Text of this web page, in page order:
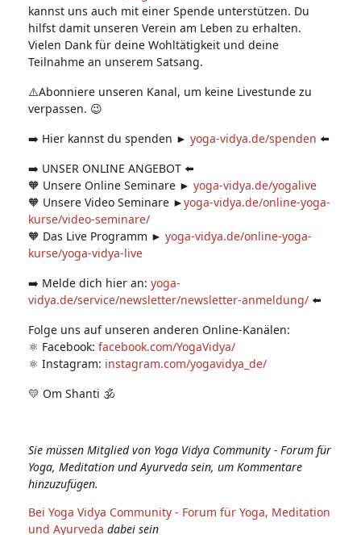
kannst uns auch mit einer Spende unterstützen. Du
hilfst damit unseren Verein am Leben zu erhalten.
Vielen Dank für deine Wohltätigkeit und deine
Teilnahme an unserem Satsang.
⚠️Abonniere unseren Kanal, um keine Livestunde zu
verpassen. 😉
➡️ Hier kannst du spenden ► yoga-vidya.de/spenden ⬅️
➡️ UNSER ONLINE ANGEBOT ⬅️
🧡 Unsere Online Seminare ► yoga-vidya.de/yogalive
🧡 Unsere Video Seminare ►yoga-vidya.de/online-yoga-
kurse/video-seminare/
🧡 Das Live Programm ► yoga-vidya.de/online-yoga-
kurse/yoga-vidya-live
➡️ Melde dich hier an: yoga-
vidya.de/service/newsletter/newsletter-anmeldung/ ⬅️
Folge uns auf unseren anderen Online-Kanälen:
⚛️ Facebook: facebook.com/YogaVidya/
⚛️ Instagram: instagram.com/yogavidya_de/
💛 Om Shanti 🕉
Sie müssen Mitglied von Yoga Vidya Community - Forum für
Yoga, Meditation und Ayurveda sein, um Kommentare
hinzuzufügen.
Bei Yoga Vidya Community - Forum für Yoga, Meditation
und Ayurveda dabei sein